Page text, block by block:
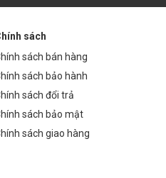
truyền thống.
và tầm nhìn tốt cho
sách
sách bán hàng
sách bảo hành
sách đổi trả
sách bảo mật
sách giao hàng